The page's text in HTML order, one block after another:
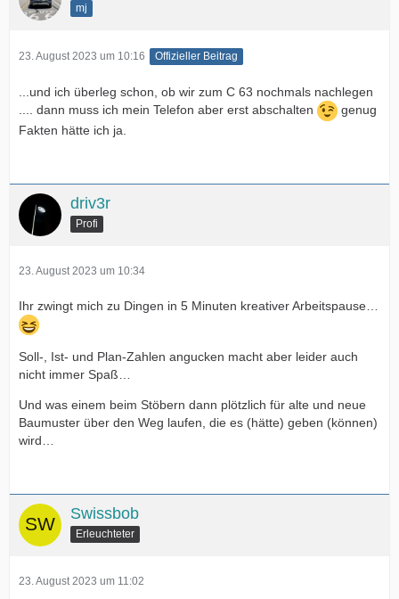
mj
23. August 2023 um 10:16 Offizieller Beitrag
...und ich überleg schon, ob wir zum C 63 nochmals nachlegen
.... dann muss ich mein Telefon aber erst abschalten
genug
Fakten hätte ich ja.
driv3r
Profi
23. August 2023 um 10:34
Ihr zwingt mich zu Dingen in 5 Minuten kreativer Arbeitspause…
Soll-, Ist- und Plan-Zahlen angucken macht aber leider auch
nicht immer Spaß…
Und was einem beim Stöbern dann plötzlich für alte und neue
Baumuster über den Weg laufen, die es (hätte) geben (können)
wird…
Swissbob
Erleuchteter
23. August 2023 um 11:02